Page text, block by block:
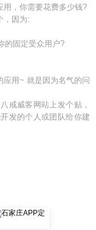
用，你需要花费多少钱?
，因为:
的固定受众用户?
应用~ 就是因为名气的问
戒威客网站上发个贴，
发的个人或团队给你建